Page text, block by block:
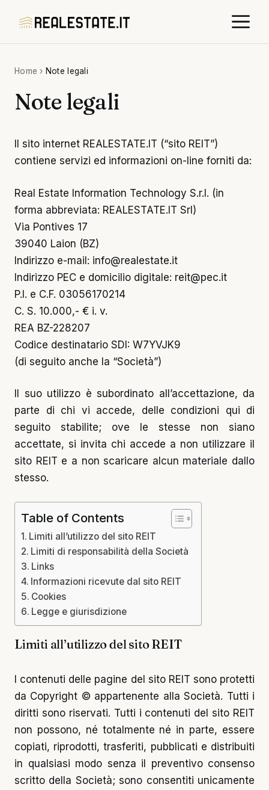
content
Home › Note legali
Note legali
Il sito internet REALESTATE.IT (“sito REIT”)
contiene servizi ed informazioni on-line forniti da:
Real Estate Information Technology S.r.l. (in
forma abbreviata: REALESTATE.IT Srl)
Via Pontives 17
39040 Laion (BZ)
Indirizzo e-mail: info@realestate.it
Indirizzo PEC e domicilio digitale: reit@pec.it
P.I. e C.F. 03056170214
C. S. 10.000,- € i. v.
REA BZ-228207
Codice destinatario SDI: W7YVJK9
(di seguito anche la “Società”)
Il suo utilizzo è subordinato all’accettazione, da
parte di chi vi accede, delle condizioni qui di
seguito stabilite; ove le stesse non siano
accettate, si invita chi accede a non utilizzare il
sito REIT e a non scaricare alcun materiale dallo
stesso.
Table of Contents
Limiti all’utilizzo del sito REIT
Limiti di responsabilità della Società
Links
Informazioni ricevute dal sito REIT
Cookies
Legge e giurisdizione
Limiti all’utilizzo del sito REIT
I contenuti delle pagine del sito REIT sono protetti
da Copyright © appartenente alla Società. Tutti i
diritti sono riservati. Tutti i contenuti del sito REIT
non possono, né totalmente né in parte, essere
copiati, riprodotti, trasferiti, pubblicati e distribuiti
in qualsiasi modo senza il preventivo consenso
scritto della Società; sono consentiti unicamente